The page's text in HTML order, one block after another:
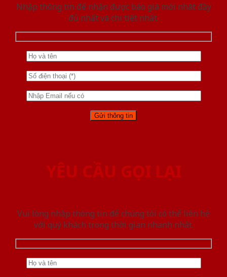
Nhập thông tin để nhận được báo giá mới nhât đầy
đủ nhất và chi tiết nhất.
YÊU CẦU GỌI LẠI
Vui lòng nhập thông tin để chúng tôi có thể liên hệ
với quý khách trong thời gian nhanh nhất.